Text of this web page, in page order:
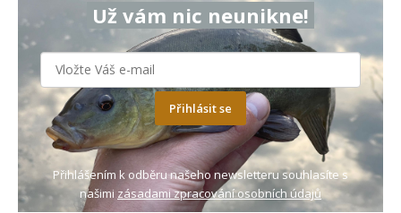
Už vám nic neunikne!
Přihlásit se
Přihlášením k odběru našeho newsletteru souhlasíte s
našimi zásadami zpracování osobních údajů